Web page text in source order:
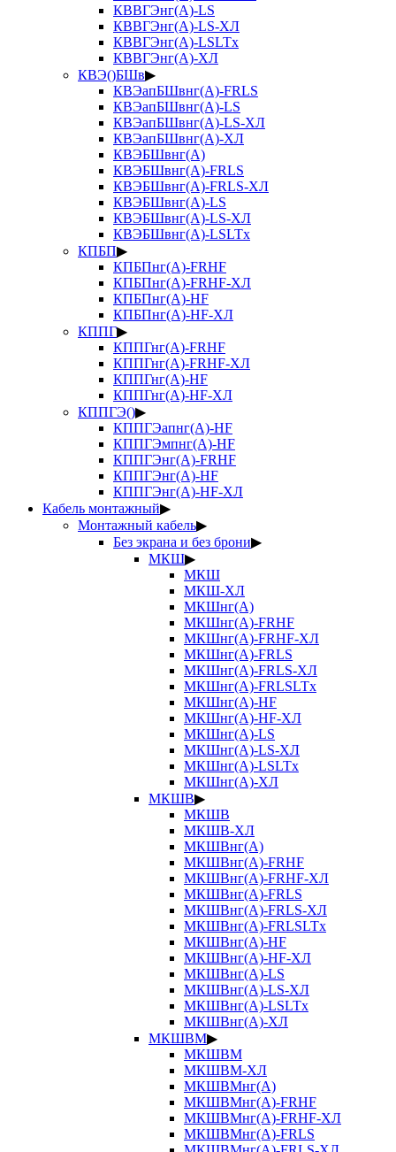
КВВГЭнг(А)-LS
КВВГЭнг(А)-LS-ХЛ
КВВГЭнг(А)-LSLTx
КВВГЭнг(А)-ХЛ
КВЭ()БШв▶
КВЭапБШвнг(А)-FRLS
КВЭапБШвнг(А)-LS
КВЭапБШвнг(А)-LS-ХЛ
КВЭапБШвнг(А)-ХЛ
КВЭБШвнг(А)
КВЭБШвнг(А)-FRLS
КВЭБШвнг(А)-FRLS-ХЛ
КВЭБШвнг(А)-LS
КВЭБШвнг(А)-LS-ХЛ
КВЭБШвнг(А)-LSLTx
КПБП▶
КПБПнг(А)-FRHF
КПБПнг(А)-FRHF-ХЛ
КПБПнг(А)-HF
КПБПнг(А)-HF-ХЛ
КППГ▶
КППГнг(А)-FRHF
КППГнг(А)-FRHF-ХЛ
КППГнг(А)-HF
КППГнг(А)-HF-ХЛ
КППГЭ()▶
КППГЭапнг(А)-HF
КППГЭмпнг(А)-HF
КППГЭнг(А)-FRHF
КППГЭнг(А)-HF
КППГЭнг(А)-HF-ХЛ
Кабель монтажный▶
Монтажный кабель▶
Без экрана и без брони▶
МКШ▶
МКШ
МКШ-ХЛ
МКШнг(А)
МКШнг(А)-FRHF
МКШнг(А)-FRHF-ХЛ
МКШнг(А)-FRLS
МКШнг(А)-FRLS-ХЛ
МКШнг(А)-FRLSLTx
МКШнг(А)-HF
МКШнг(А)-HF-ХЛ
МКШнг(А)-LS
МКШнг(А)-LS-ХЛ
МКШнг(А)-LSLTx
МКШнг(А)-ХЛ
МКШВ▶
МКШВ
МКШВ-ХЛ
МКШВнг(А)
МКШВнг(А)-FRHF
МКШВнг(А)-FRHF-ХЛ
МКШВнг(А)-FRLS
МКШВнг(А)-FRLS-ХЛ
МКШВнг(А)-FRLSLTx
МКШВнг(А)-HF
МКШВнг(А)-HF-ХЛ
МКШВнг(А)-LS
МКШВнг(А)-LS-ХЛ
МКШВнг(А)-LSLTx
МКШВнг(А)-ХЛ
МКШВМ▶
МКШВМ
МКШВМ-ХЛ
МКШВМнг(А)
МКШВМнг(А)-FRHF
МКШВМнг(А)-FRHF-ХЛ
МКШВМнг(А)-FRLS